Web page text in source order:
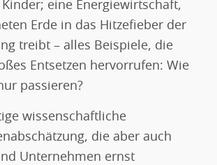
eine Energiewirtschaft,
Erde in das Hitzefieber der
treibt – alles Beispiele, die
Entsetzen hervorrufen: Wie
passieren?
wissenschaftliche
die aber auch
Unternehmen ernst